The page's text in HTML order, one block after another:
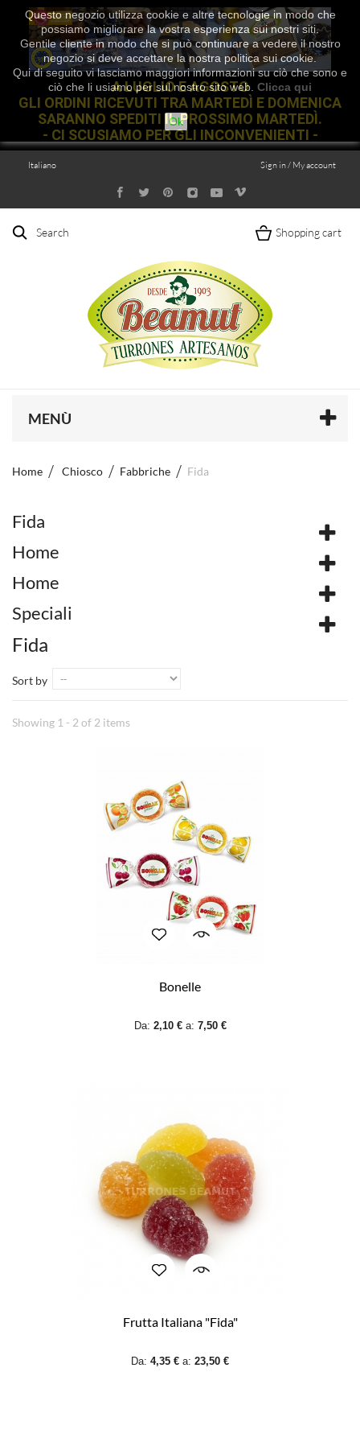
Questo negozio utilizza cookie e altre tecnologie in modo che
possiamo migliorare la vostra esperienza sui nostri siti.
Gentile cliente in modo che si può continuare a vedere il nostro
negozio si deve accettare la nostra politica sui cookie.
Qui di seguito vi lasciamo maggiori informazioni su ciò che sono e
ciò che li usiamo per sul nostro sito web. Clicca qui
Ok
A LUGLIO E AGOSTO
GLI ORDINI RICEVUTI TRA MARTEDÌ E DOMENICA
SARANNO SPEDITI IL PROSSIMO MARTEDÌ.
- CI SCUSIAMO PER GLI INCONVENIENTI -
Sign in / My account
Italiano
Search Shopping cart
MENÙ
Home Chiosco Fabbriche Fida
Fida
Home
Home
Speciali
Fida
Sort by
Showing 1 - 2 of 2 items
Bonelle
Da: 2,10 € a: 7,50 €
Frutta Italiana "Fida"
Da: 4,35 € a: 23,50 €